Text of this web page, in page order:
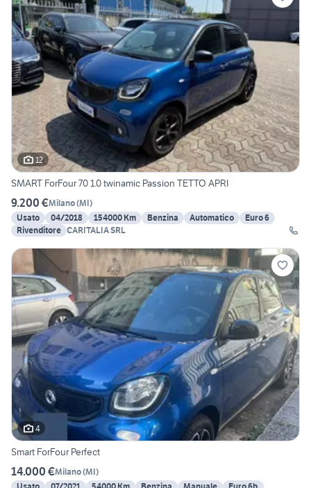
12
SMART ForFour 70 1.0 twinamic Passion TETTO APRI
9.200 €Milano(MI)
Usato
04/2018 154000 Km Benzina Automatico
Euro 6
Rivenditore CARITALIA SRL
4
Smart ForFour Perfect
14.000 €Milano(MI)